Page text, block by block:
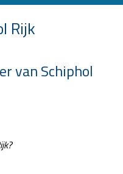
Rijk
van Schiphol